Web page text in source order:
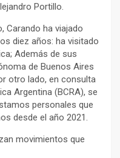
Portillo.
Carando ha viajado
diez años: ha visitado
Además de sus
de Buenos Aires
otro lado, en consulta
Argentina (BCRA), se
personales que
desde el año 2021.
movimientos que